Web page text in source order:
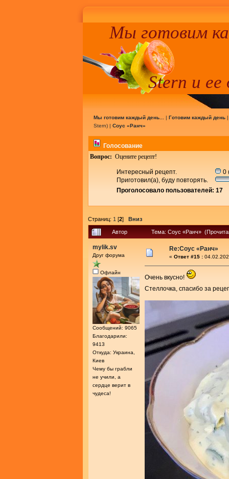
Мы готовим
Stern и ее
Мы готовим каждый день... | Готовим каждый день
Stern) | Соус «Ранч»
Голосование
Вопрос: Оцените рецепт!
Интересный рецепт.
0
Приготовил(а), буду повторять.
Проголосовало пользователей: 17
Страниц: 1 [2] Вниз
Автор Тема: Соус «Ранч»
mylik.sv
Друг форума
Офлайн
Сообщений: 9065
Благодарили:
9413
Откуда: Украина,
Киев
Чему бы грабли
не учили, а
сердце верит в
чудеса!
Re:Соус «Ранч»
« Ответ #15 :
Очень вкусно!
Стеллочка, спасибо за